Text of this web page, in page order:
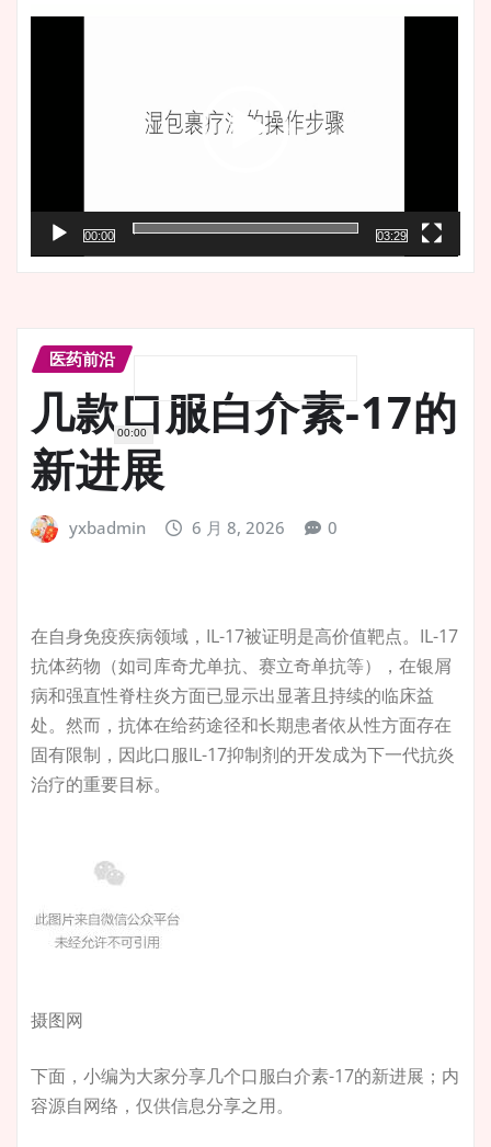
频
00:00
00:00
03:29
医药前沿
几款口服白介素-17的
新进展
yxbadmin 6 月 8, 2026 0
在自身免疫疾病领域，IL-17被证明是高价值靶点。IL-17
抗体药物（如司库奇尤单抗、赛立奇单抗等），在银屑
病和强直性脊柱炎方面已显示出显著且持续的临床益
处。然而，抗体在给药途径和长期患者依从性方面存在
固有限制，因此口服IL-17抑制剂的开发成为下一代抗炎
治疗的重要目标。
摄图网
下面，小编为大家分享几个口服白介素-17的新进展；内
容源自网络，仅供信息分享之用。